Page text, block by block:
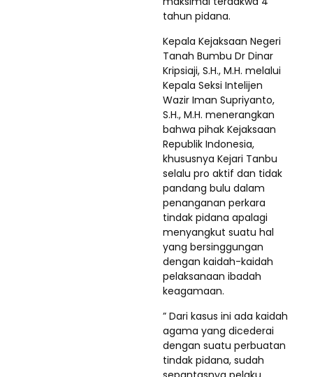
tahun pidana.
Kepala Kejaksaan Negeri
Tanah Bumbu Dr Dinar
Kripsiaji, S.H., M.H. melalui
Kepala Seksi Intelijen
Wazir Iman Supriyanto,
S.H., M.H. menerangkan
bahwa pihak Kejaksaan
Republik Indonesia,
khususnya Kejari Tanbu
selalu pro aktif dan tidak
pandang bulu dalam
penanganan perkara
tindak pidana apalagi
menyangkut suatu hal
yang bersinggungan
dengan kaidah-kaidah
pelaksanaan ibadah
keagamaan.
” Dari kasus ini ada kaidah
agama yang dicederai
dengan suatu perbuatan
tindak pidana, sudah